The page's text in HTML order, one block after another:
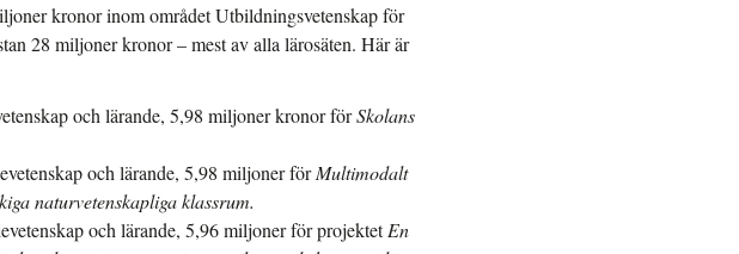
kronor inom området Utbildningsvetenskap för
28 miljoner kronor – mest av alla lärosäten. Här är
och lärande, 5,98 miljoner kronor förSkolans
och lärande, 5,98 miljoner förMultimodalt
naturvetenskapliga klassrum.
och lärande, 5,96 miljoner för projektetEn